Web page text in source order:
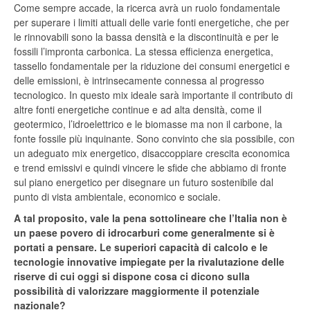
Come sempre accade, la ricerca avrà un ruolo fondamentale
per superare i limiti attuali delle varie fonti energetiche, che per
le rinnovabili sono la bassa densità e la discontinuità e per le
fossili l’impronta carbonica. La stessa efficienza energetica,
tassello fondamentale per la riduzione dei consumi energetici e
delle emissioni, è intrinsecamente connessa al progresso
tecnologico. In questo mix ideale sarà importante il contributo di
altre fonti energetiche continue e ad alta densità, come il
geotermico, l’idroelettrico e le biomasse ma non il carbone, la
fonte fossile più inquinante. Sono convinto che sia possibile, con
un adeguato mix energetico, disaccoppiare crescita economica
e trend emissivi e quindi vincere le sfide che abbiamo di fronte
sul piano energetico per disegnare un futuro sostenibile dal
punto di vista ambientale, economico e sociale.
A tal proposito, vale la pena sottolineare che l’Italia non è
un paese povero di idrocarburi come generalmente si è
portati a pensare. Le superiori capacità di calcolo e le
tecnologie innovative impiegate per la rivalutazione delle
riserve di cui oggi si dispone cosa ci dicono sulla
possibilità di valorizzare maggiormente il potenziale
nazionale?